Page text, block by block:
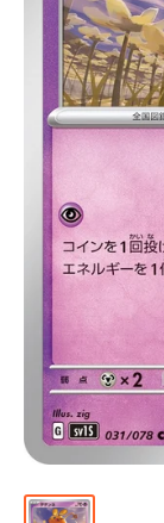
プ
ホ
ビ
ビ
通
部